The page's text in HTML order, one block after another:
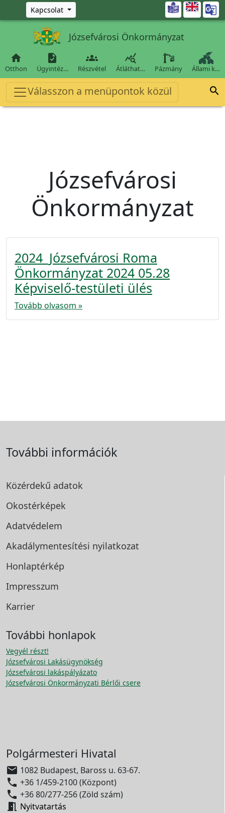
Ugrás a fő tartalomra
Kapcsolat 
Józsefvárosi Önkormányzat

Otthon

Ügyintéz…

Részvétel

Átláthat… Pázmány Állami k…
Válasszon a menüpontok közül 
Józsefvárosi
Önkormányzat
2024_Józsefvárosi Roma
Önkormányzat 2024 05.28
Képviselő-testületi ülés
Tovább olvasom »
További információk
Közérdekű adatok
Okostérképek
Adatvédelem
Akadálymentesítési nyilatkozat
Honlaptérkép
Impresszum
Karrier
További honlapok
Vegyél részt!
Józsefvárosi Lakásügynökség
Józsefvárosi lakáspályázato
Józsefvárosi Önkormányzati Bérlői csere
Polgármesteri Hivatal
 1082 Budapest, Baross u. 63-67.
 +36 1/459-2100 (Központ)
 +36 80/277-256 (Zöld szám)
 Nyitvatartás